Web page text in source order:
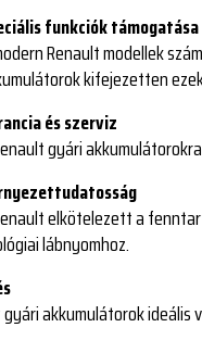
funkciók támogatása
Renault modellek
kifejezetten
és szerviz
gyári
elkötelezett a
lábnyomhoz.
gyári akkumulátorok